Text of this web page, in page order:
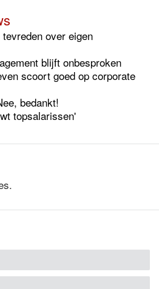
over eigen
blijft onbesproken
scoort goed op corporate
bedankt!
topsalarissen'